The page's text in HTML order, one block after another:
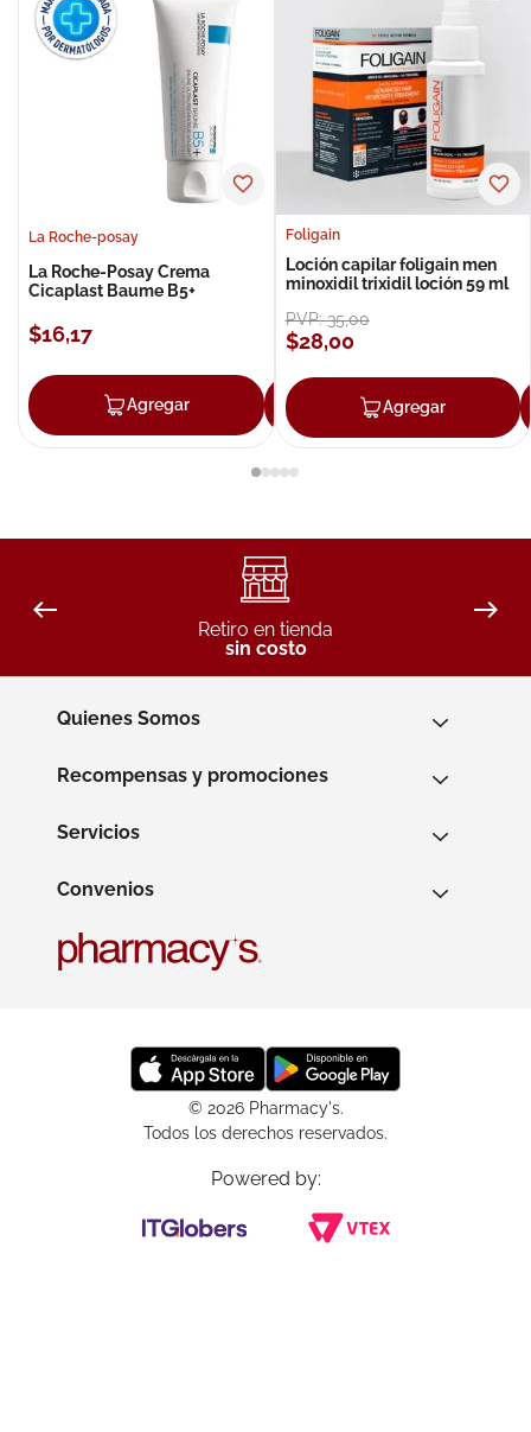
La Roche-posay
La Roche-Posay Crema
Cicaplast Baume B5+
$16,17
Agregar Agregar
Foligain
Loción capilar foligain men
minoxidil trixidil loción 59 ml
PVP:35,00
$28,00
Agregar
Retiro en tienda
sin costo
Quienes Somos
Recompensas y promociones
Servicios
Convenios
© 2026 Pharmacy's.
Todos los derechos reservados.
Powered by: